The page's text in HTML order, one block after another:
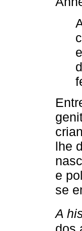
lhe
e
se
A